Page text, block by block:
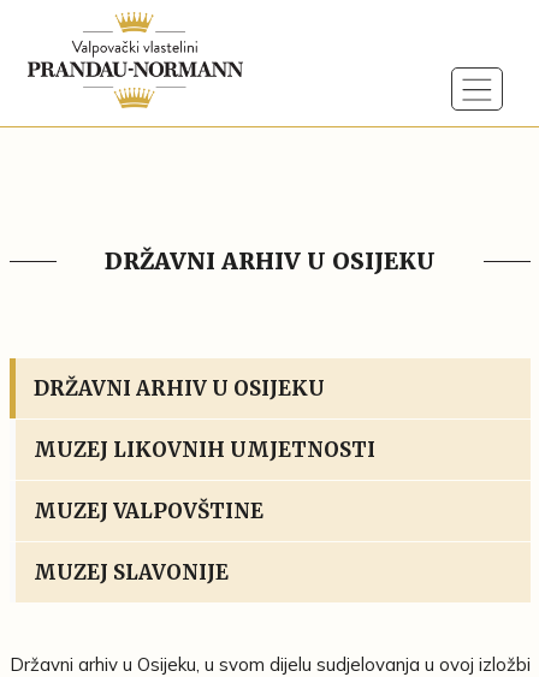
DRŽAVNI ARHIV U OSIJEKU
DRŽAVNI ARHIV U OSIJEKU
MUZEJ LIKOVNIH UMJETNOSTI
MUZEJ VALPOVŠTINE
MUZEJ SLAVONIJE
Državni arhiv u Osijeku, u svom dijelu sudjelovanja u ovoj izložbi